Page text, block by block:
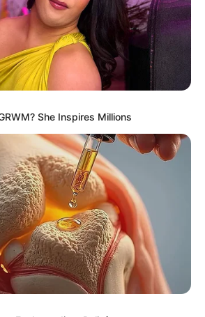
ที่ 27 พฤศจิกายน 2565 วันนี้ทุกอย่างยังคง
รื่องให้ตื่นเต้น บางท่านอาจต้องคิดมากเพราะ
างอย่างในชีวิต บางท่านเข้าไปแบกรับปัญหา
ง ยังคาดหวังไม่ได้
งรายวัน วันที่ 27 พฤศจิกายน 2565
.ย. 2022
ดวงรายวัน
จำวันอาทิตย์ ที่ 27
She Inspires Millions